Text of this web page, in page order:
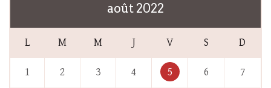
août 2022
L M M J V S D
1 2 3 4 5 6 7